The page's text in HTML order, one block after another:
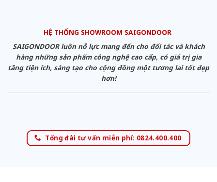
HỆ THỐNG SHOWROOM SAIGONDOOR
SAIGONDOOR luôn nỗ lực mang đến cho đối tác và khách
hàng những sản phẩm công nghệ cao cấp, có giá trị gia
tăng tiện ích, sáng tạo cho cộng đồng một tương lai tốt đẹp
hơn!
Tổng đài tư vấn miễn phí: 0824.400.400